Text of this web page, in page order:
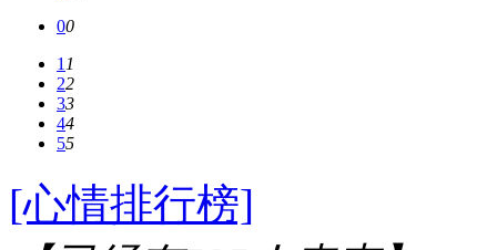
00
11
22
33
44
55
[心情排行榜]